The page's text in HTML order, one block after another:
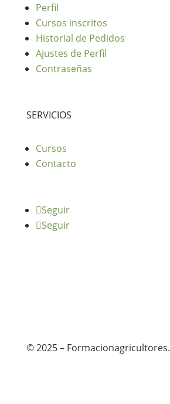
Perfil
Cursos inscritos
Historial de Pedidos
Ajustes de Perfil
Contraseñas
SERVICIOS
Cursos
Contacto
Seguir
Seguir
© 2025 –